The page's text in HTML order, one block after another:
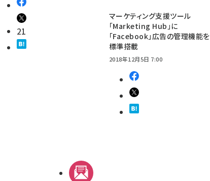
21
マーケティング支援ツール
「Marketing Hub」に
「Facebook」広告の管理機能を
標準搭載
2018年12月5日 7:00